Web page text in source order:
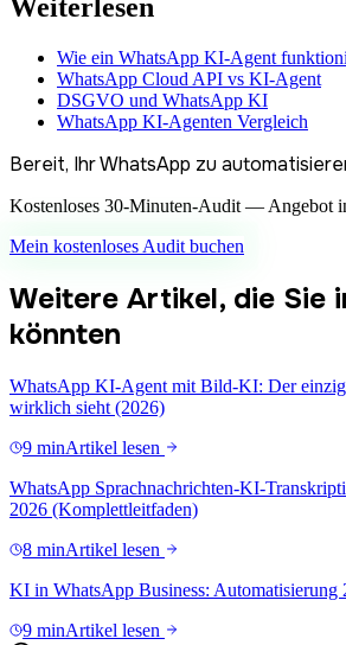
Weiterlesen
Wie ein WhatsApp KI-Agent
WhatsApp Cloud API vs KI-Agent
DSGVO und WhatsApp KI
WhatsApp KI-Agenten Vergleich
Bereit, Ihr WhatsApp zu
Kostenloses 30-Minuten-Audit — Angebot
Mein kostenloses Audit buchen
Weitere Artikel, die Sie
könnten
WhatsApp KI-Agent mit Bild-KI: Der
wirklich sieht (2026)
9 minArtikel lesen
WhatsApp Sprachnachrichten-KI-
2026 (Komplettleitfaden)
8 minArtikel lesen
KI in WhatsApp Business: Automatisierung
9 minArtikel lesen